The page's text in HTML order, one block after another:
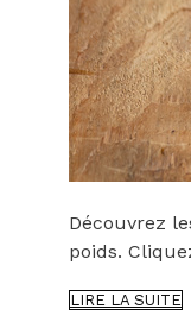
Découvrez
poids.
LIRE LA SUITE